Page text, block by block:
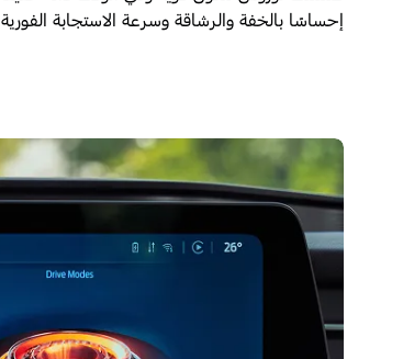
إحساسًا بالخفة والرشاقة وسرعة الاستجابة